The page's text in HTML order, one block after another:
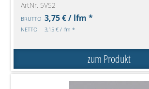
ArtNr. 5V52
BRUTTO 3,75 € / lfm *
NETTO 3,15 € / lfm *
zum Produkt